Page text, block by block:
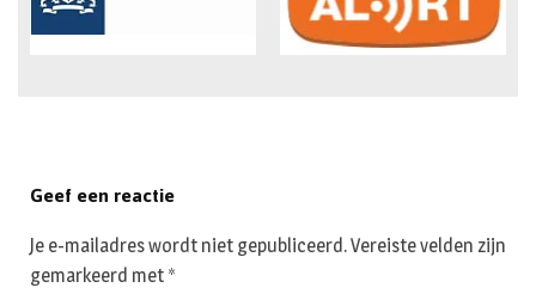
Geef een reactie
Je e-mailadres wordt niet gepubliceerd.Vereiste velden zijn
gemarkeerd met *